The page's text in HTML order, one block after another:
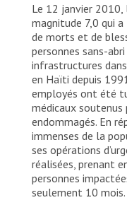
Le 12 janvier
magnitude 7,0 qui
de morts et de
personnes sans-
infrastructures
en Haïti depuis
employés ont été
médicaux
endommagés. En
immenses de la
ses opérations
réalisées, prenant
personnes
seulement 10 mois.